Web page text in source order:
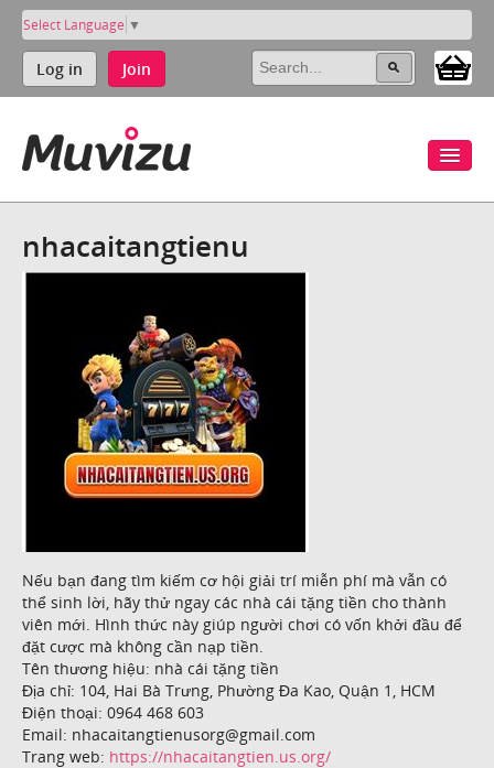
Select Language ▼
Log in Join
nhacaitangtienu
Nếu bạn đang tìm kiếm cơ hội giải trí miễn phí mà vẫn có
thể sinh lời, hãy thử ngay các nhà cái tặng tiền cho thành
viên mới. Hình thức này giúp người chơi có vốn khởi đầu để
đặt cược mà không cần nạp tiền.
Tên thương hiệu: nhà cái tặng tiền
Địa chỉ: 104, Hai Bà Trưng, Phường Đa Kao, Quận 1, HCM
Điện thoại: 0964 468 603
Email: nhacaitangtienusorg@gmail.com
Trang web: https://nhacaitangtien.us.org/